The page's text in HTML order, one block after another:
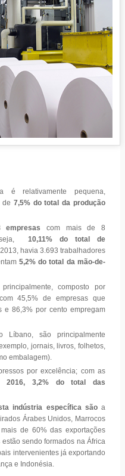
é relativamente pequena,
de 7,5% do total da produção
empresas com mais de 8
seja,10,11% do total de
havia 3.693 trabalhadores
5,2% do total da mão-de-
composto por
45,5% de empresas que
e 86,3% por cento empregam
Líbano, são principalmente
jornais, livros, folhetos,
embalagem).
por excelência; com as
2016, 3,2% do total das
indústria específica sãoa
Árabes Unidos, Marrocos
de 60% das exportações
sendo formados na África
intervenientes já exportando
e Indonésia.